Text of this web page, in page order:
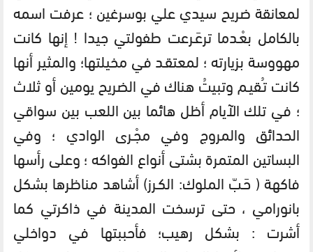
لمعانقة ضريح سيدي علي بوسرغين ؛ عرفت اسمه
بالكامل بعْـدما ترعَـرعت طفولتي جيدا ! إنها كانت
مهووسة بزيارته ؛ لمعتقـد في مخيلتها؛ والمثير أنها
كانت تـُقيـم وتبيتُ هناك في الضريح يومين أو ثلاث
؛ في تلك الآيام أظل هائما بين اللعب بين سواقي
الحدائق والمروج وفي مجْـرى الوادي ؛ وفي
البساتين المتمرة بشتى أنواع الفواكه ؛ وعلى رأسها
فاكهة ( حَـبّ الملوك: الكـرز) أشاهد مناظرها بشكل
بانورامي ، حتى ترسخت المدينة في ذاكرتي كما
أشرت : بشكل رهيب؛ فأحببتها في دواخلي